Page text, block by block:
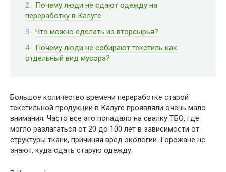
Почему люди не сдают одежду на
переработку в Калуге
Что можно сделать из вторсырья?
Почему люди не собирают текстиль как
отдельный вид мусора?
Большое количество времени переработке старой
текстильной продукции в Калуге проявляли очень мало
внимания. Часто все это попадало на свалку ТБО, где
могло разлагаться от 20 до 100 лет в зависимости от
структуры ткани, причиняя вред экологии. Горожане не
знают, куда сдать старую одежду.